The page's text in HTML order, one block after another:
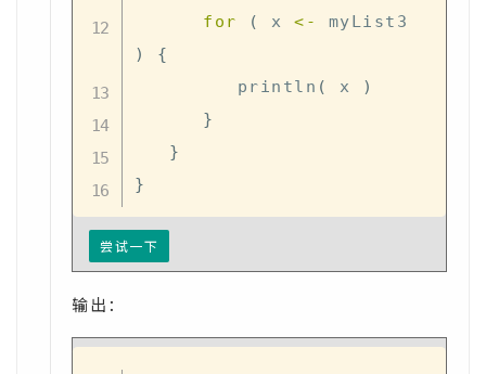
for
( x <-
)
{
         println
( x
)
}
}
}
尝试一下
输出：